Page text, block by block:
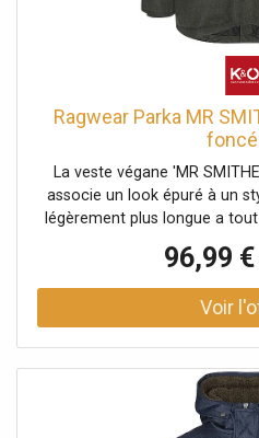
Ragwear Parka MR
foncé
La veste végane 'MR
associe un look épuré à un
légèrement plus longue a
poches à rabat doubles
fermeture éclair, une poche
de label typiques de
protégée par une patte de
manches. Veste végane
pour l'automne Capuche
de serrage Matière
96,99 €